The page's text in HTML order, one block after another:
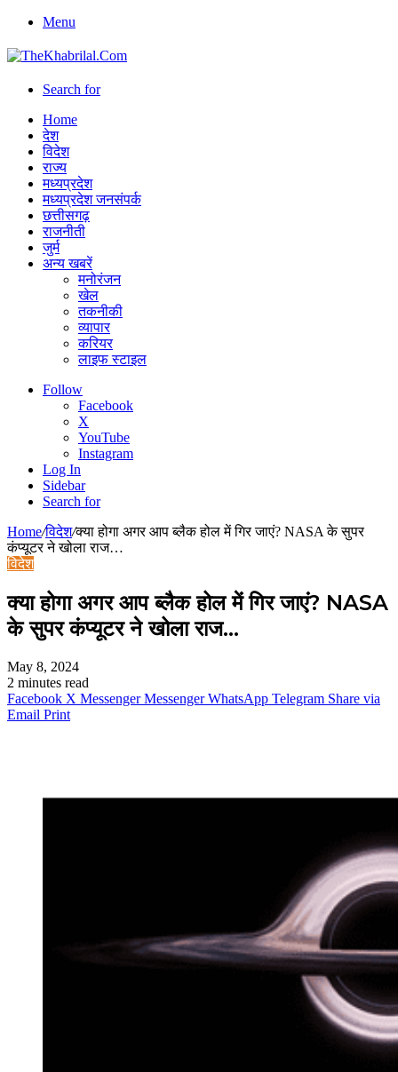
Menu
Search for
Home
देश
विदेश
राज्य
मध्यप्रदेश
मध्यप्रदेश जनसंपर्क
छत्तीसगढ़
राजनीती
जुर्म
अन्य खबरें
मनोरंजन
खेल
तकनीकी
व्यापार
करियर
लाइफ स्टाइल
Follow
Facebook
X
YouTube
Instagram
Log In
Sidebar
Search for
Home/विदेश/क्या होगा अगर आप ब्लैक होल में गिर जाएं? NASA के सुपर
कंप्यूटर ने खोला राज…
विदेश
क्या होगा अगर आप ब्लैक होल में गिर जाएं? NASA
के सुपर कंप्यूटर ने खोला राज…
May 8, 2024
2 minutes read
Facebook X Messenger Messenger WhatsApp Telegram Share via
Email Print